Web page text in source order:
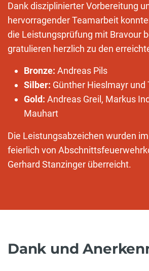
Dank disziplinierter Vorbereitung
hervorragender Teamarbeit
die Leistungsprüfung mit Bravour
gratulieren herzlich zu den
Bronze: Andreas Pils
Silber: Günther Hieslmayr und
Gold: Andreas Greil, Markus
Mauhart
Die Leistungsabzeichen wurden
feierlich von
Gerhard Stanzinger überreicht.
Dank und